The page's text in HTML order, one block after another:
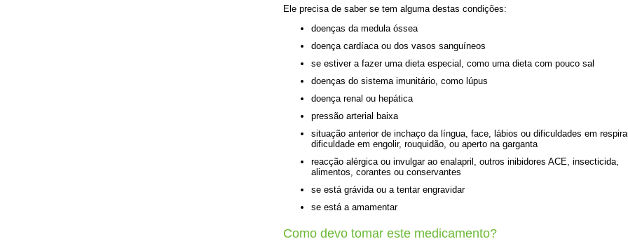
Ele precisa de saber se tem alguma destas condições:
doenças da medula óssea
doença cardíaca ou dos vasos sanguíneos
se estiver a fazer uma dieta especial, como uma dieta com pouco sal
doenças do sistema imunitário, como lúpus
doença renal ou hepática
pressão arterial baixa
situação anterior de inchaço da língua, face, lábios ou dificuldades em
dificuldade em engolir, rouquidão, ou aperto na garganta
reacção alérgica ou invulgar ao enalapril, outros inibidores ACE, insecticida,
alimentos, corantes ou conservantes
se está grávida ou a tentar engravidar
se está a amamentar
Como devo tomar este medicamento?